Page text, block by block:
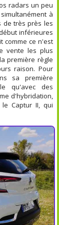
radars un peu
à
de très près les
inférieures
comme ce n'est
vente les plus
première règle
raison. Pour
sa première
qu'avec des
d'hybridation,
Captur II, qui